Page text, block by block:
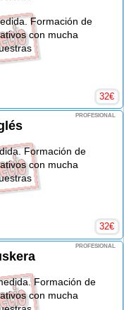
Formación de
con mucha
32€
PROFESIONAL
Formación de
con mucha
32€
PROFESIONAL
Formación de
con mucha